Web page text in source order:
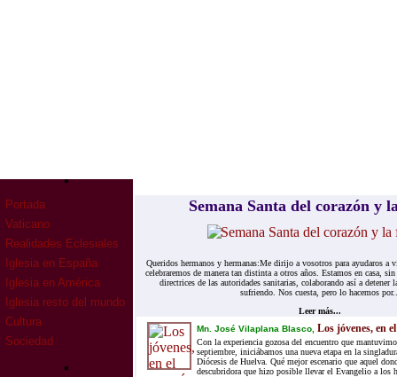
Portada
Vaticano
Realidades Eclesiales
Iglesia en España
Iglesia en América
Iglesia resto del mundo
Cultura
Sociedad
Semana Santa del corazón y
Queridos hermanos y hermanas:Me dirijo a vosotros para ayudaros a
celebraremos de manera tan distinta a otros años. Estamos en casa,
directrices de las autoridades sanitarias, colaborando así a detener
sufriendo. Nos cuesta, pero lo hacemos
Leer más...
Mn. José Vilaplana Blasco, Los jóvenes, en
Con la experiencia gozosa del encuentro que
septiembre, iniciábamos una nueva etapa en la
Diócesis de Huelva. Qué mejor escenario que aquel
descubridora que hizo posible llevar el Evangelio a los